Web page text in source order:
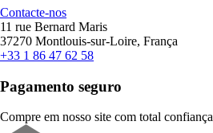
Contacte-nos
11 rue Bernard Maris
37270 Montlouis-sur-Loire, França
+33 1 86 47 62 58
Pagamento seguro
Compre em nosso site com total confiança